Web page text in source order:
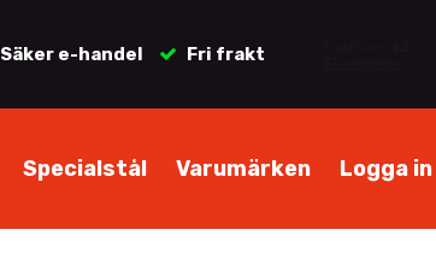
Säker e-handel Fri frakt
Specialstål Varumärken Logga in